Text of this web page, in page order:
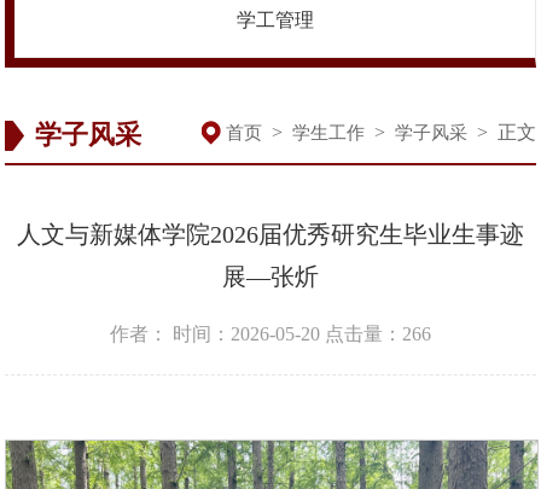
学工管理
学子风采 首页 > 学生工作 > 学子风采 > 正文
人文与新媒体学院2026届优秀研究生毕业生事迹
展—张炘
作者： 时间：2026-05-20 点击量： 266